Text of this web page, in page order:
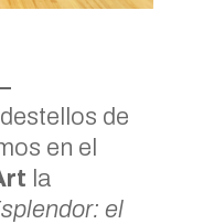
de
en el
la
el